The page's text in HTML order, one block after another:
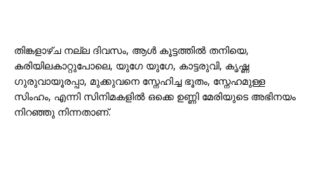
തിങ്കളാഴ്ച നല്ല ദിവസം, ആൾ കൂട്ടത്തിൽ തനിയെ,
കരിയിലകാറ്റുപോലെ, യുഗേ യുഗേ, കാട്ടരുവി, കൃഷ്ണ
ഗുരുവായൂരപ്പാ, മുക്കുവനെ സ്നേഹിച്ച ഭൂതം, സ്നേഹമുള്ള
സിംഹം, എന്നി സിനിമകളില്‍ ഒക്കെ ഉണ്ണി മേരിയുടെ അഭിനയം
നിറഞ്ഞു നിന്നതാണ്.